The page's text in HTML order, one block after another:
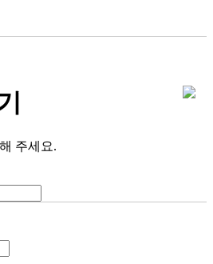
주세요.